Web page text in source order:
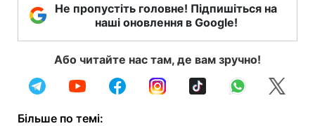
Не пропустіть головне! Підпишіться на
наші оновлення в Google!
Або читайте нас там, де вам зручно!
Більше по темі: